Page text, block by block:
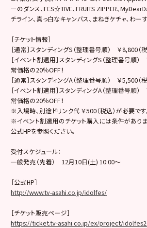
ーのダンス、FES☆TIVE、FRUITS ZIPPER、
チライン、真っ白なキャンバス、まねきケチャ、わー
［チケット情報］
［通常］スタンディングS（整理番号順） ￥8,800（税
［イベント割適用］スタンディングS（整理番号順
常価格の20％OFF！
［通常］スタンディングA（整理番号順） ￥5,500（税
［イベント割適用］スタンディングA（整理番号順
常価格の20％OFF！
※入場時、別途ドリンク代 ￥500（税込）が必要です
※イベント割適用のチケット購入には条件がありま
公式HPを参照ください。
受付スケジュール：
一般発売（先着） 12月10日(土) 10:00～
［公式HP］
http://www.tv-asahi.co.jp/idolfes/
［チケット販売ページ］
https://ticket.tv-asahi.co.jp/ex/project/